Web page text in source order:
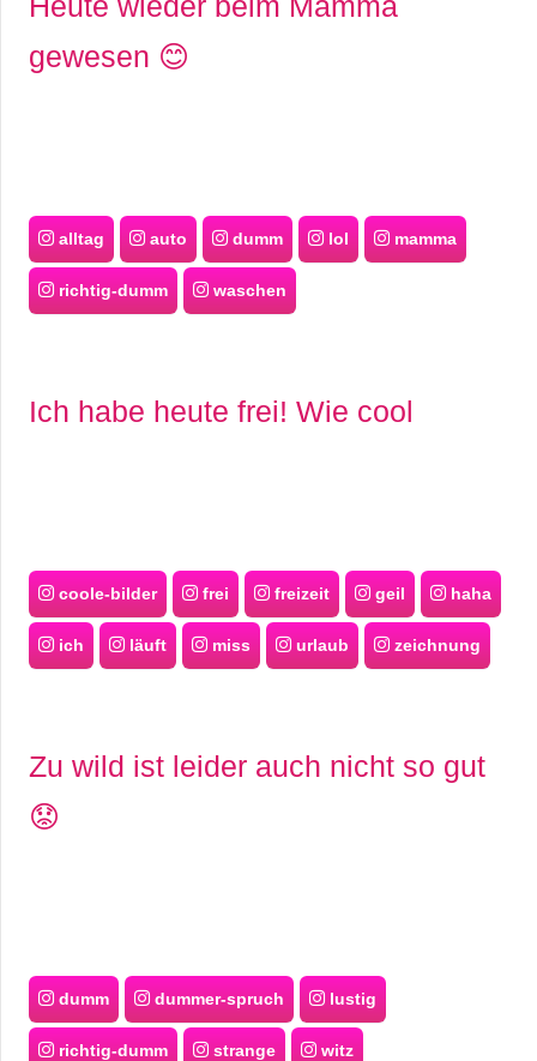
gewesen 😊
alltag auto dumm lol mamma
richtig-dumm waschen
Ich habe heute frei! Wie cool
coole-bilder frei freizeit geil haha
ich läuft miss urlaub zeichnung
Zu wild ist leider auch nicht so gut
😟
dumm dummer-spruch lustig
richtig-dumm strange witz